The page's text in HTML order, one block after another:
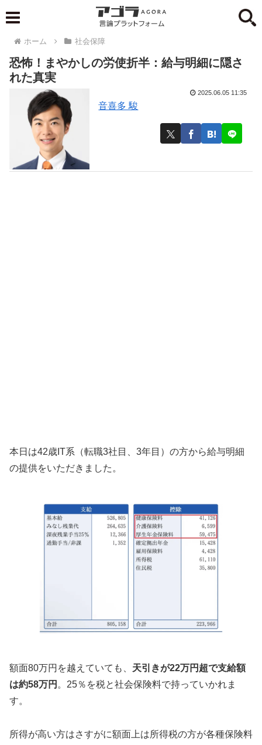
ホーム 社会保障
恐怖！まやかしの労使折半：給与明細に隠さ
れた真実
音喜多 駿
2025.06.05 11:35
本日は42歳IT系（転職3社目、3年目）の方から給与明細
の提供をいただきました。
額面80万円を越えていても、 天引きが22万円超で支給額
は約58万円 。25％を税と社会保険料で持っていかれま
す。
所得が高い方はさすがに額面上は所得税の方が各種保険料